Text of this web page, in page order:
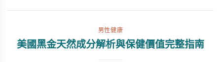
男性健康
美國黑金天然成分解析與保健價值完整指南